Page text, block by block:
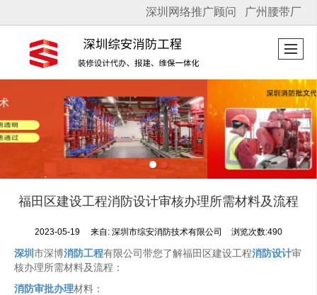
很遗憾，因您的浏览器版本过低导致无法获得最佳浏览体验，推荐下载安装谷歌浏览器！
深圳网络推广顾问 广州腰带厂
福田区建设工程消防设计审核办理所需材料及流程
2023-05-19 来自:深圳市综安消防技术有限公司 浏览次数:490
深圳 市深博消防工程有限公司带您了解福田区建设工程消防设计审
核办理所需材料及流程：
消防审批办理材料：